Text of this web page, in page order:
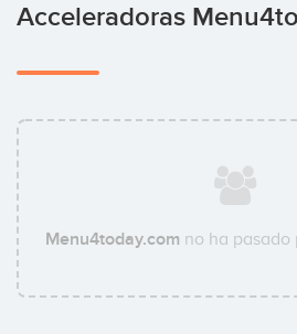
Acceleradoras
Menu4today.com no ha pasado